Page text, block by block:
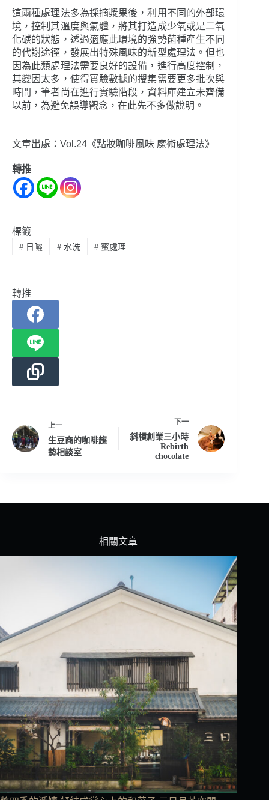
這兩種處理法多為採摘漿果後，利用不同的外部環
境，控制其溫度與氣體，將其打造成少氧或是二氧
化碳的狀態，透過適應此環境的強勢菌種產生不同
的代謝途徑，發展出特殊風味的新型處理法。但也
因為此類處理法需要良好的設備，進行高度控制，
其變因太多，使得實驗數據的搜集需要更多批次與
時間，筆者尚在進行實驗階段，資料庫建立未齊備
以前，為避免誤導觀念，在此先不多做說明。
文章出處：Vol.24《點妝咖啡風味 魔術處理法》
轉推
標籤
#日曬 #水洗 # 蜜處理
轉推
上一
生豆商的咖啡趨
勢相談室
下一
斜槓創業三小時
Rebirth
chocolate
相關文章